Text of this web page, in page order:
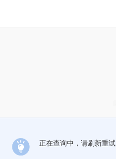
正在查询中，请刷新重试